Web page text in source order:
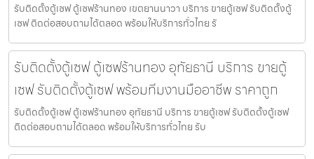
รับติดตั้งตู้เซฟ ตู้เซฟร้านทอง เขตยานนาวา บริการ ขายตู้เซฟ รับติดตั้งตู้
เซฟ ติดต่อสอบถามได้ตลอด พร้อมให้บริการทั่วไทย รั
รับติดตั้งตู้เซฟ ตู้เซฟร้านทอง อุทัยธานี บริการ ขายตู้
เซฟ รับติดตั้งตู้เซฟ พร้อมทีมงานมืออาชีพ ราคาถูก
รับติดตั้งตู้เซฟ ตู้เซฟร้านทอง อุทัยธานี บริการ ขายตู้เซฟ รับติดตั้งตู้เซฟ
ติดต่อสอบถามได้ตลอด พร้อมให้บริการทั่วไทย รับ